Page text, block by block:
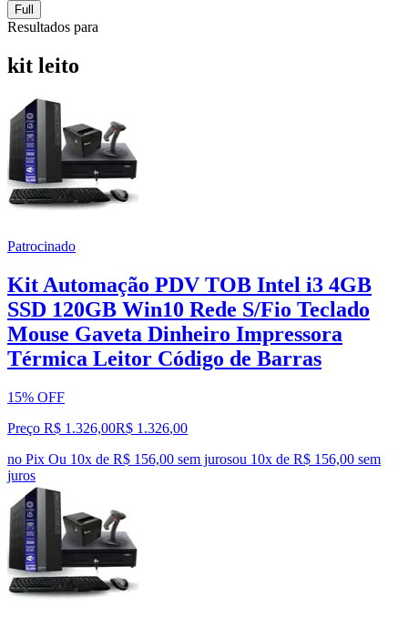
Full
Resultados para
kit leito
Patrocinado
Kit Automação PDV TOB Intel i3 4GB
SSD 120GB Win10 Rede S/Fio Teclado
Mouse Gaveta Dinheiro Impressora
Térmica Leitor Código de Barras
15% OFF
Preço R$ 1.326,00R$ 1.326,00
no Pix Ou 10x de R$ 156,00 sem jurosou 10x de R$ 156,00 sem
juros